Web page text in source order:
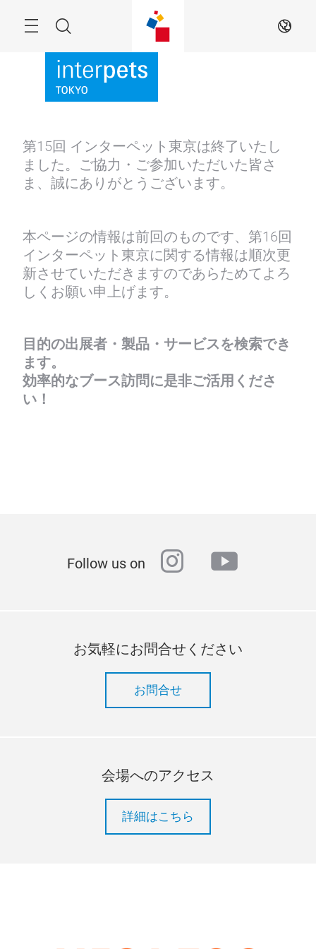
Search JA
第15回 インターペット東京は終了いたし
ました。ご協力・ご参加いただいた皆さ
ま、誠にありがとうございます。
本ページの情報は前回のものです、第16回
インターペット東京に関する情報は順次更
新させていただきますのであらためてよろ
しくお願い申上げます。
目的の出展者・製品・サービスを検索でき
ます。
効率的なブース訪問に是非ご活用くださ
い！
Follow us on instagram
youtube
お気軽にお問合せください
お問合せ
会場へのアクセス
詳細はこちら